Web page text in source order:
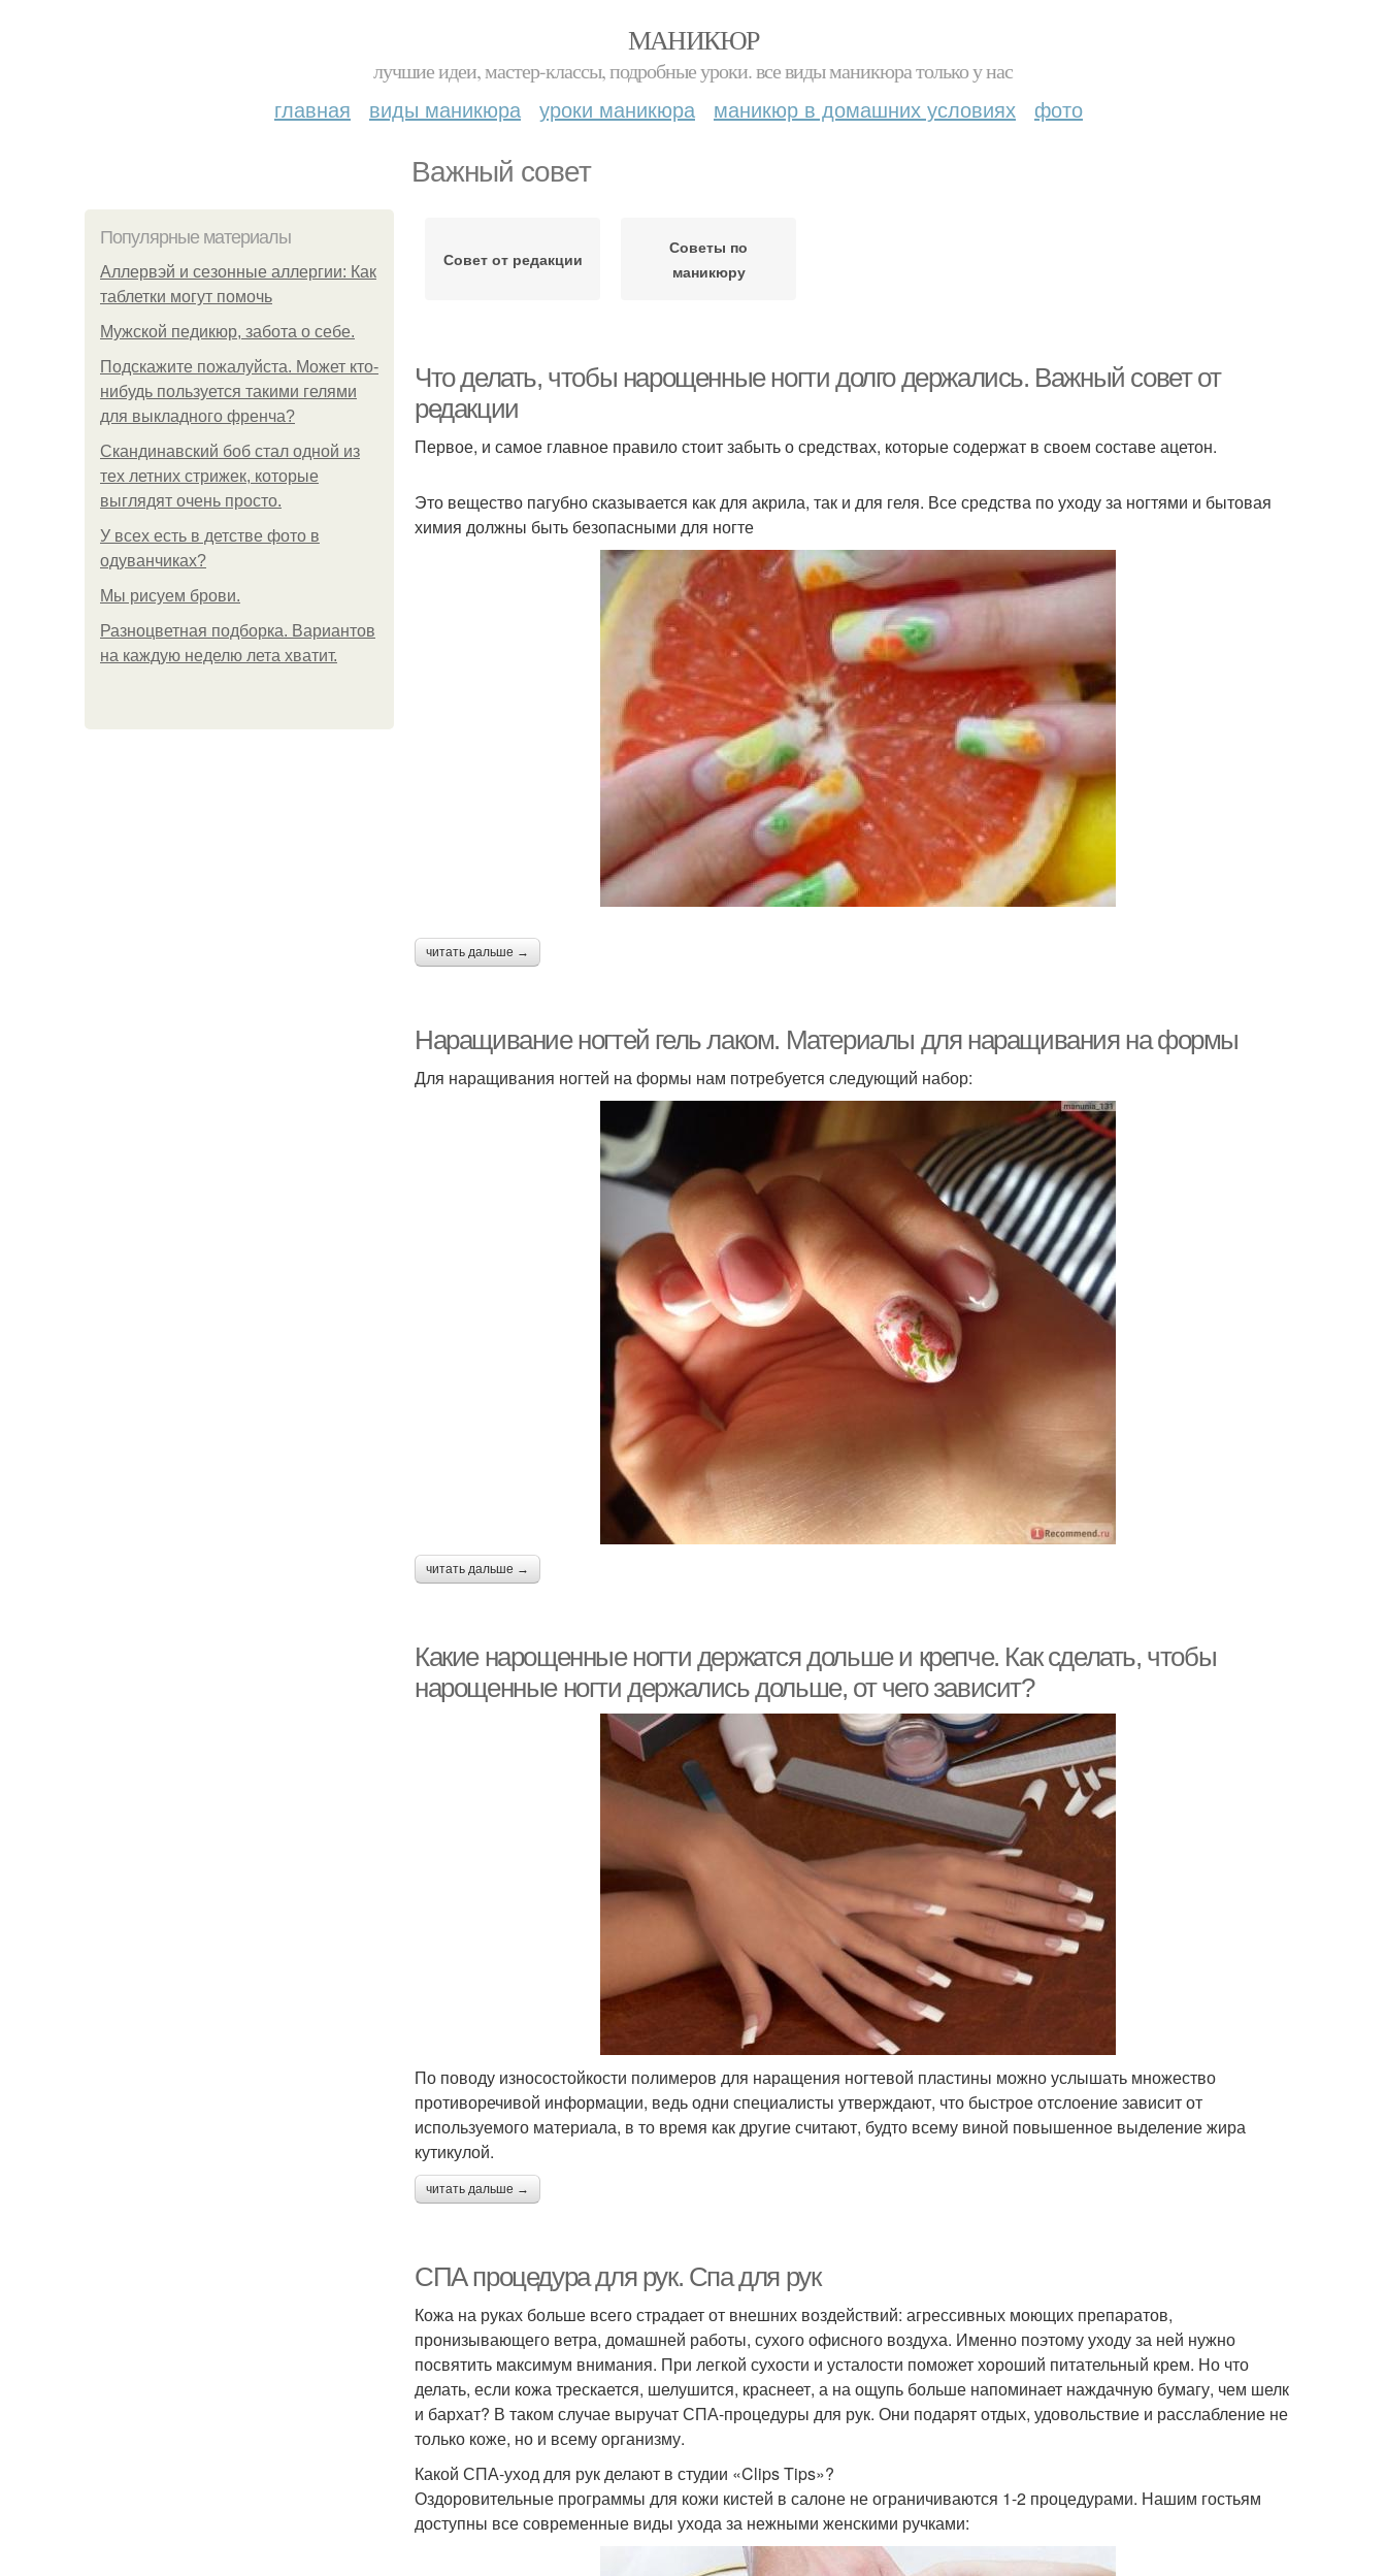
МАНИКЮР
лучшие идеи, мастер-классы, подробные уроки. все виды маникюра только у нас
главная виды маникюра уроки маникюра маникюр в домашних условиях фото
Важный совет
Популярные материалы
Аллервэй и сезонные аллергии: Как
таблетки могут помочь
Мужской педикюр, забота о себе.
Подскажите пожалуйста. Может кто-
нибудь пользуется такими гелями
для выкладного френча?
Скандинавский боб стал одной из
тех летних стрижек, которые
выглядят очень просто.
У всех есть в детстве фото в
одуванчиках?
Мы рисуем брови.
Разноцветная подборка. Вариантов
на каждую неделю лета хватит.
Совет от редакции
Советы по
маникюру
Что делать, чтобы нарощенные ногти долго держались. Важный совет от
редакции
Первое, и самое главное правило стоит забыть о средствах, которые содержат в своем составе ацетон.
Это вещество пагубно сказывается как для акрила, так и для геля. Все средства по уходу за ногтями и бытовая
химия должны быть безопасными для ногте
читать дальше →
Наращивание ногтей гель лаком. Материалы для наращивания на формы
Для наращивания ногтей на формы нам потребуется следующий набор:
читать дальше →
Какие нарощенные ногти держатся дольше и крепче. Как сделать, чтобы
нарощенные ногти держались дольше, от чего зависит?
По поводу износостойкости полимеров для наращения ногтевой пластины можно услышать множество
противоречивой информации, ведь одни специалисты утверждают, что быстрое отслоение зависит от
используемого материала, в то время как другие считают, будто всему виной повышенное выделение жира
кутикулой.
читать дальше →
СПА процедура для рук. Спа для рук
Кожа на руках больше всего страдает от внешних воздействий: агрессивных моющих препаратов,
пронизывающего ветра, домашней работы, сухого офисного воздуха. Именно поэтому уходу за ней нужно
посвятить максимум внимания. При легкой сухости и усталости поможет хороший питательный крем. Но что
делать, если кожа трескается, шелушится, краснеет, а на ощупь больше напоминает наждачную бумагу, чем шелк
и бархат? В таком случае выручат СПА-процедуры для рук. Они подарят отдых, удовольствие и расслабление не
только коже, но и всему организму.
Какой СПА-уход для рук делают в студии «Clips Tips»?
Оздоровительные программы для кожи кистей в салоне не ограничиваются 1-2 процедурами. Нашим гостьям
доступны все современные виды ухода за нежными женскими ручками: